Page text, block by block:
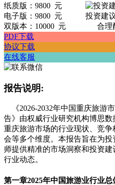
投资建
合理
纸质版：9800 元
电子版：9800 元
双版本：10000 元
PDF下载
协议下载
在线客服
报告说明:
《2026-2032年中国重庆旅游
告》由权威行业研究机构博思
重庆旅游市场的行业现状、竞
会等多个维度。本报告旨在为
师提供精准的市场洞察和投资
行业动态。
第一章2025年中国旅游业行业